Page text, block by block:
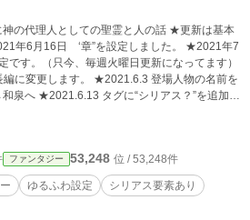
人としての聖霊と人の話 ★更新は基本
年6月16日 ‘章”を設定しました。 ★2021年7
です。（只今、毎週火曜日更新になってます）
ます。 ★2021.6.3 登場人物の名前を
グに“シリアス？”を追加し
大賞にエントリーしました。
ファンタジー 53,248 位 / 53,248件
ゆるふわ設定
シリアス要素あり